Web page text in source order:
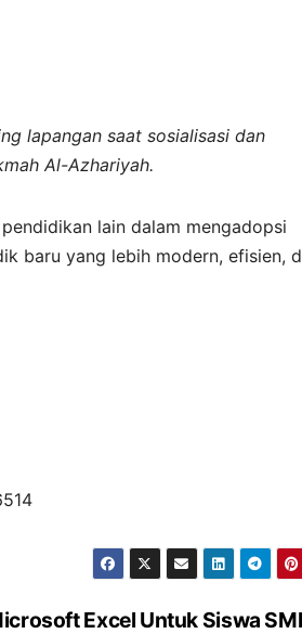
lapangan saat sosialisasi dan
Al-Azhariyah.
lain dalam mengadopsi
baru yang lebih modern, efisien,
Excel Untuk Siswa